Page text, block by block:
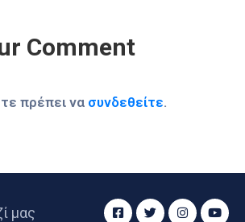
Comment
πρέπει να συνδεθείτε.
μας